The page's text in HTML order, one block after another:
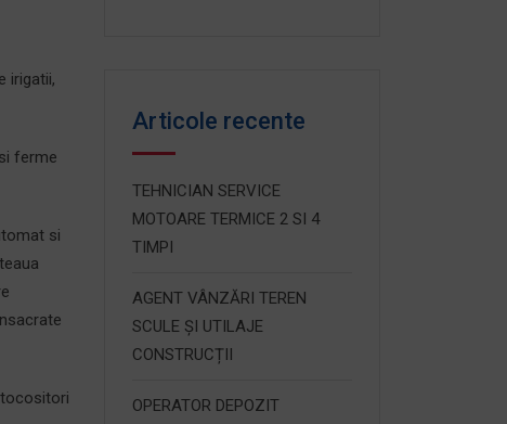
irigatii,
ferme
si
Articole recente
TEHNICIAN SERVICE
MOTOARE TERMICE 2 SI 4
TIMPI
AGENT VÂNZĂRI TEREN
SCULE ȘI UTILAJE
CONSTRUCȚII
OPERATOR DEPOZIT